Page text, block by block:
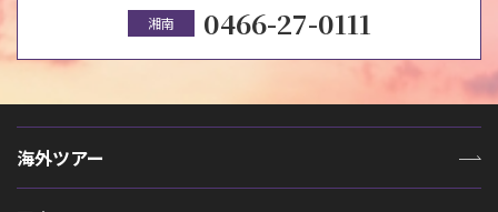
湘南 0466-27-0111
海外ツアー